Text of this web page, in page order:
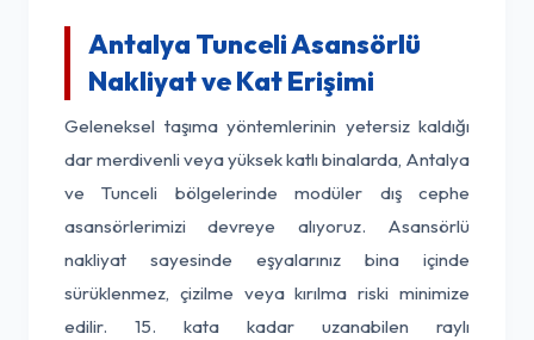
Antalya Tunceli Asansörlü
Nakliyat ve Kat Erişimi
Geleneksel taşıma yöntemlerinin yetersiz kaldığı
dar merdivenli veya yüksek katlı binalarda, Antalya
ve Tunceli bölgelerinde modüler dış cephe
asansörlerimizi devreye alıyoruz. Asansörlü
nakliyat sayesinde eşyalarınız bina içinde
sürüklenmez, çizilme veya kırılma riski minimize
edilir. 15. kata kadar uzanabilen raylı